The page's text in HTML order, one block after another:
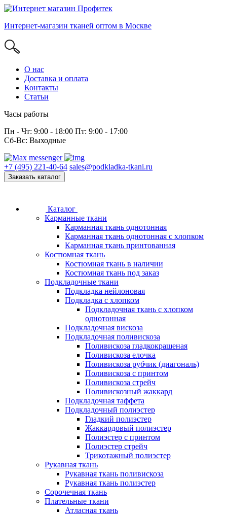
Интернет-магазин тканей оптом в Москве
О нас
Доставка и оплата
Контакты
Статьи
Часы работы
Пн - Чт: 9:00 - 18:00 Пт: 9:00 - 17:00
Сб-Вс: Выходные
+7 (495) 221-40-64 sales@podkladka-tkani.ru
Заказать каталог
Каталог
Карманные ткани
Карманная ткань однотонная
Карманная ткань однотонная с хлопком
Карманная ткань принтованная
Костюмная ткань
Костюмная ткань в наличии
Костюмная ткань под заказ
Подкладочные ткани
Подкладка нейлоновая
Подкладка с хлопком
Подкладочная ткань с хлопком
однотонная
Подкладочная вискоза
Подкладочная поливискоза
Поливискоза гладкокрашеная
Поливискоза елочка
Поливискоза рубчик (диагональ)
Поливискоза с принтом
Поливискоза стрейч
Поливискозный жаккард
Подкладочная таффета
Подкладочный полиэстер
Гладкий полиэстер
Жаккардовый полиэстер
Полиэстер с принтом
Полиэстер стрейч
Трикотажный полиэстер
Рукавная ткань
Рукавная ткань поливискоза
Рукавная ткань полиэстер
Сорочечная ткань
Плательные ткани
Атласная ткань